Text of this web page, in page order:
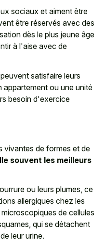
sociaux et aiment être
être réservés avec des
dès le plus jeune âge
à l'aise avec de
satisfaire leurs
appartement ou une unité
besoin d'exercice
vivantes de formes et de
souvent les meilleurs
ou leurs plumes, ce
allergiques chez les
de cellules
qui se détachent
leur urine.